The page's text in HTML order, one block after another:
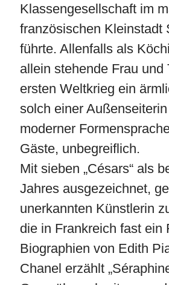
Klassengesellschaft im
französischen Kleinstadt
führte. Allenfalls als
allein stehende Frau
ersten Weltkrieg ein
solch einer
moderner
Gäste, unbegreiflich.
Mit sieben „Césars“ als
Jahres ausgezeichnet,
unerkannten Künstlerin
die in Frankreich fast ein
Biographien von Edith
Chanel erzählt